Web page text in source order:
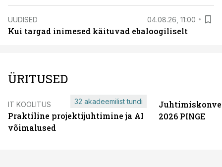
UUDISED 04.08.26, 11:00
Kui targad inimesed käituvad ebaloogiliselt
ÜRITUSED
IT KOOLITUS
Praktiline projektijuhtimine ja AI
võimalused
32 akadeemilist tundi
2026 PINGE